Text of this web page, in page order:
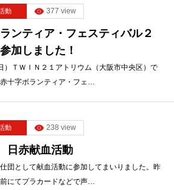
動 377 view
ンティア・フェスティバル２
加しました！
）ＴＷＩＮ２１アトリウム（大阪市中央区）で
十字ボランティア・フェ…
動 238 view
赤献血活動
団として献血活動に参加してまいりました。昨
にてプラカードなどで声…